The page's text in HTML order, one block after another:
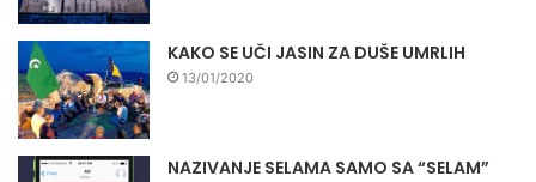
KAKO SE UČI JASIN ZA DUŠE UMRLIH
13/01/2020
NAZIVANJE SELAMA SAMO SA “SELAM”